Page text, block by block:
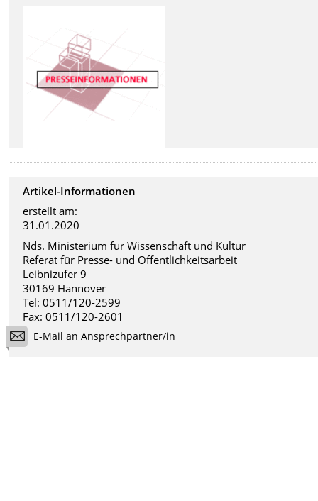
Artikel-Informationen
erstellt am:
31.01.2020
Nds. Ministerium für Wissenschaft und Kultur
Referat für Presse- und Öffentlichkeitsarbeit
Leibnizufer 9
30169 Hannover
Tel: 0511/120-2599
Fax: 0511/120-2601
E-Mail an Ansprechpartner/in